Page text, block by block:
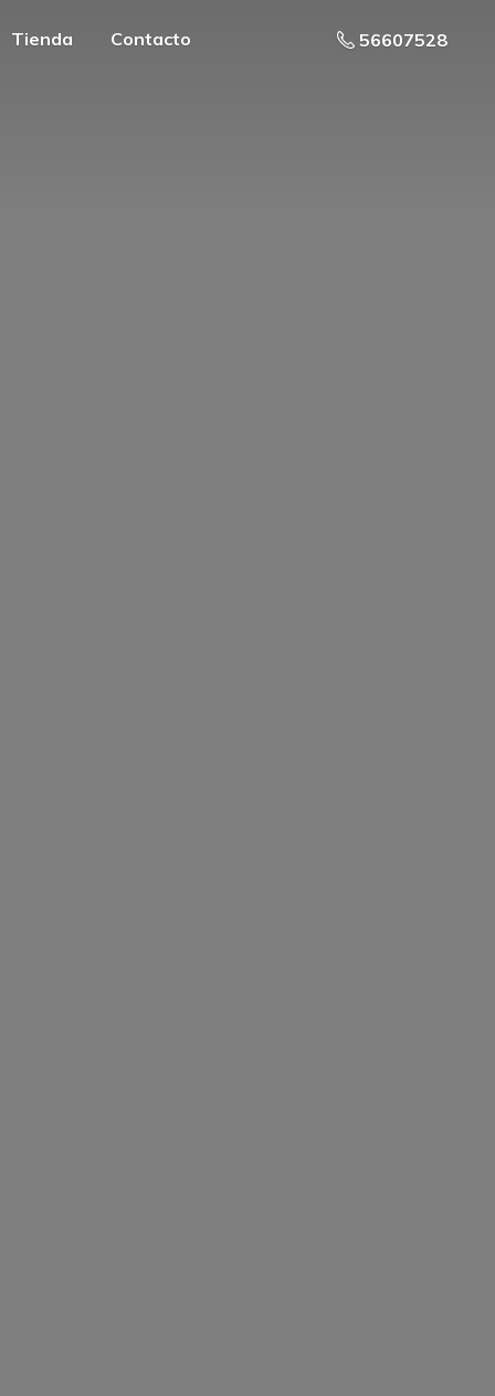
Tienda Contacto 56607528